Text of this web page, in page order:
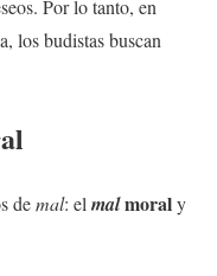
Por lo tanto, en
los budistas buscan
demal: el malmoraly